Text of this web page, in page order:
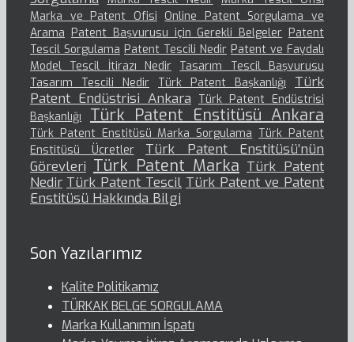
Marka ve Patent Ofisi Online Patent Sorgulama ve
Arama Patent Başvurusu için Gerekli Belgeler Patent
Tescil Sorgulama Patent Tescili Nedir Patent ve Faydalı
Model Tescil İtirazı Nedir Tasarım Tescil Başvurusu
Tasarım Tescili Nedir
Türk Patent Başkanlığı
Türk
Patent Endüstrisi Ankara Türk Patent Endüstrisi
Başkanlığı
Türk Patent Enstitüsü Ankara
Türk Patent Enstitüsü Marka Sorgulama Türk Patent
Enstitüsü Ücretler
Türk Patent Enstitüsü’nün
Görevleri Türk Patent Marka Türk Patent
Nedir Türk Patent Tescil Türk Patent ve Patent
Enstitüsü Hakkında Bilgi
Son Yazılarımız
Kalite Politikamız
TÜRKAK BELGE SORGULAMA
Marka Kullanımın İspatı